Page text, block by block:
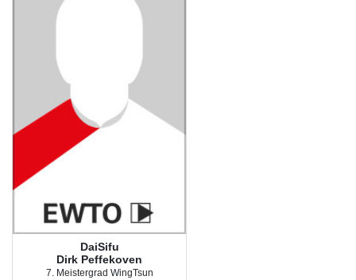
DaiSifu
Dirk Peffekoven
7. Meistergrad WingTsun